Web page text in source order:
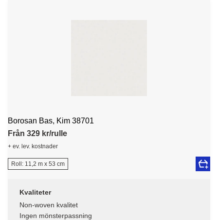
Borosan Bas, Kim 38701
Från 329 kr/rulle
+ ev. lev. kostnader
Roll: 11,2 m x 53 cm
Kvaliteter
Non-woven kvalitet
Ingen mönsterpassning